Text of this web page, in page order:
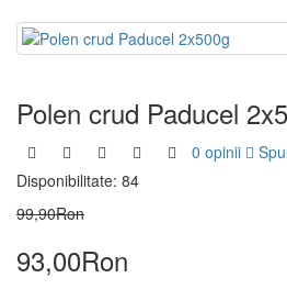
Polen crud Paducel
0 opinii
Disponibilitate: 84
99,90Ron
93,00Ron